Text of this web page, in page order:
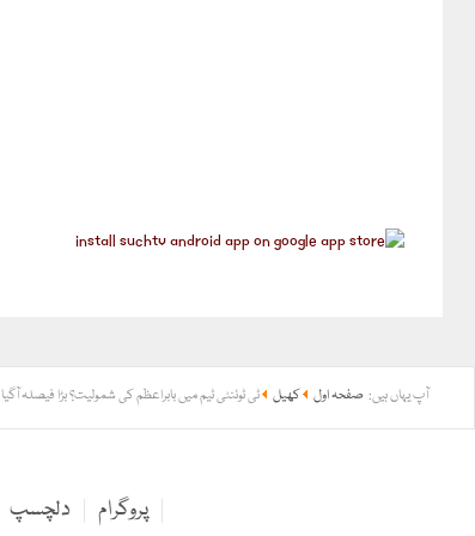
آپ یہاں ہیں: صفحہ اول کھیل ٹی ٹوئنٹی ٹیم میں بابراعظم کی شمولیت؟ بڑا فیصلہ آگیا
دلچسپ پروگرام